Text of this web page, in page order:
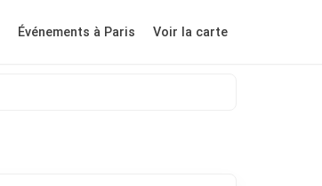
Événements à Paris Voir la carte